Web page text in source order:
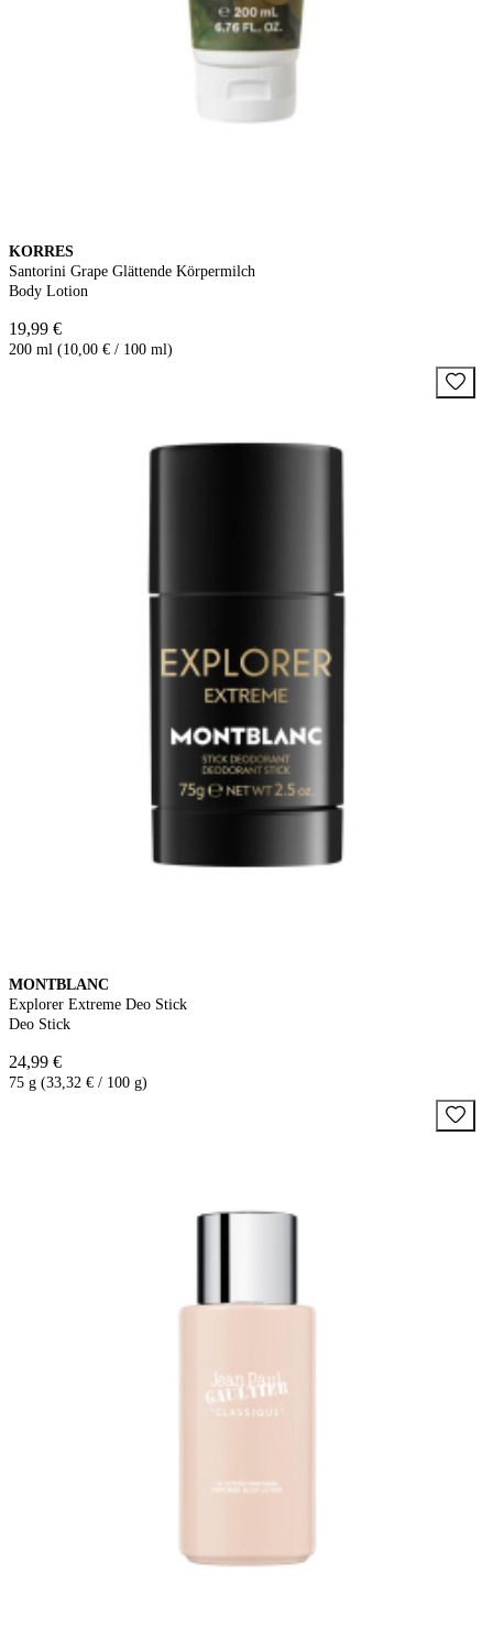
KORRES
Santorini Grape Glättende Körpermilch
Body Lotion
19,99 €
200 ml (10,00 € / 100 ml)
MONTBLANC
Explorer Extreme Deo Stick
Deo Stick
24,99 €
75 g (33,32 € / 100 g)